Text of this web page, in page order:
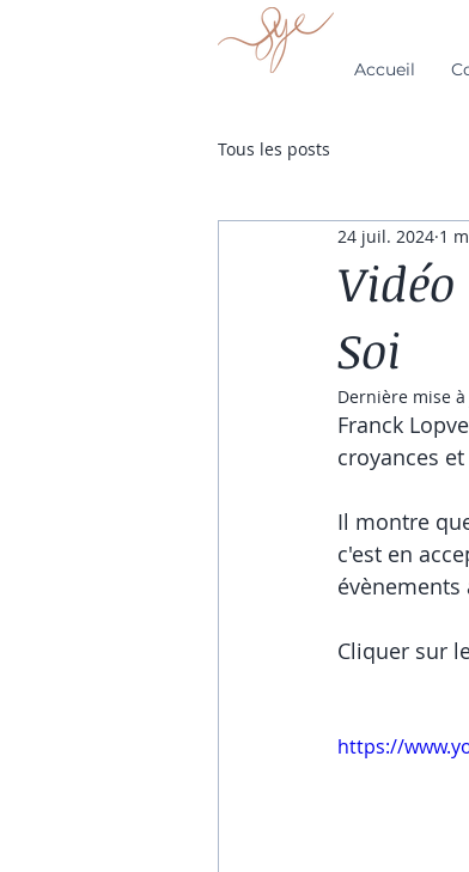
Accueil
Tous les posts
Soi
24 juil. 2024 1
Dernière mise
Franck
croyances
Il montre
c'est en
Cliquer sur
https://